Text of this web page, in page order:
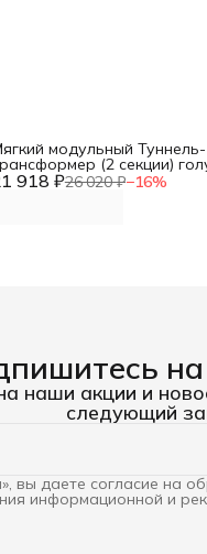
918 ₽26 020 ₽−16%
модульный Туннель-
(2 секции)
DNN
наши акции и
следующий
вы даете согласие на
информационной и